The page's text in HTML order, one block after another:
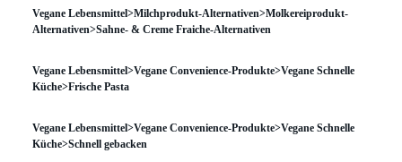
Vegane Lebensmittel>Milchprodukt-Alternativen>Molkereiprodukt-
Alternativen>Sahne- & Creme Fraiche-Alternativen
Vegane Lebensmittel>Vegane Convenience-Produkte>Vegane Schnelle
Küche>Frische Pasta
Vegane Lebensmittel>Vegane Convenience-Produkte>Vegane Schnelle
Küche>Schnell gebacken